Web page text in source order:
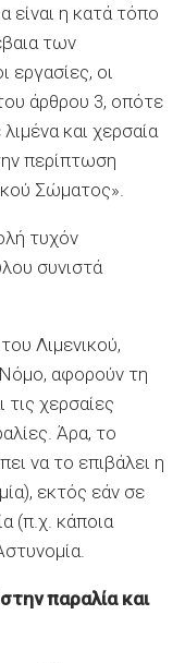
είναι η κατά τόπο
των
εργασίες, οι
άρθρου 3, οπότε
και χερσαία
περίπτωση
Σώματος».
τυχόν
συνιστά
Λιμενικού,
αφορούν τη
τις χερσαίες
Άρα, το
να το επιβάλει η
εκτός εάν σε
(π.χ. κάποια
παραλία και